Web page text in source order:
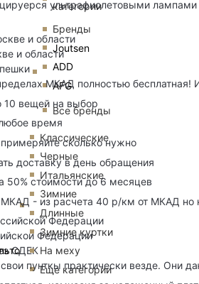
категории
Бренды
Joutsen
ADD
AFG
Все бренды
Классические
Черные
Итальянские
Зимние
Длинные
Зимние куртки
На меху
Еще категории
ультрафиолетовыми
и области
МКАД полностью бесплатная!
10 вещей на выбор
время
сколько нужно
доставку в день обращения
50% стоимости до 6 месяцев
МКАД - из расчета 40 р/км от МКАД но
Федерации
СДЕК
пунткы практически везде. Они